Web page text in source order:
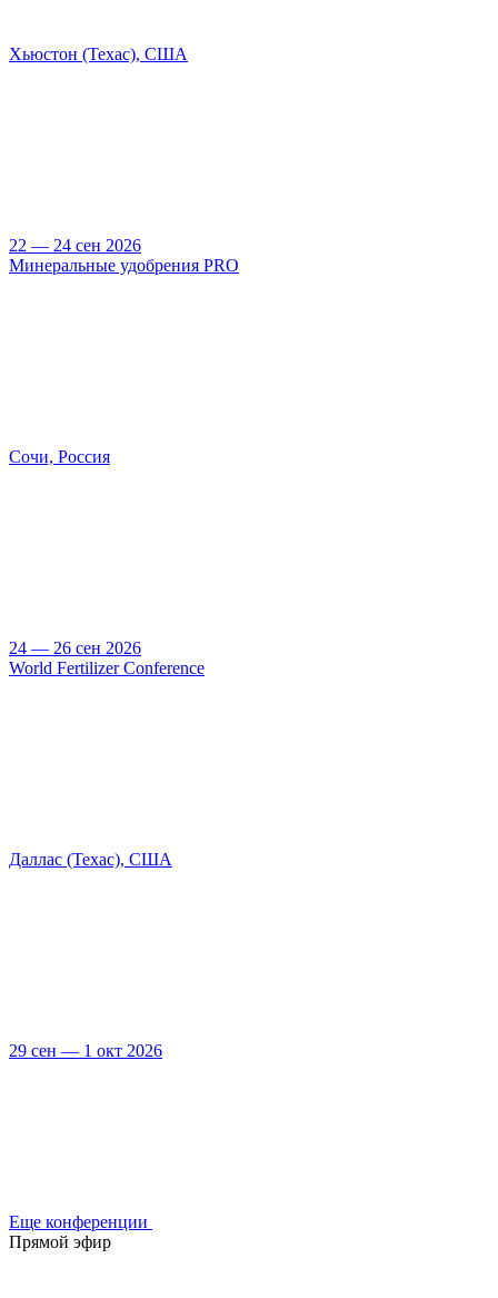
Хьюстон (Техас), США
22 — 24 сен 2026
Минеральные удобрения PRO
Сочи, Россия
24 — 26 сен 2026
World Fertilizer Conference
Даллас (Техас), США
29 сен — 1 окт 2026
Еще конференции
Прямой эфир